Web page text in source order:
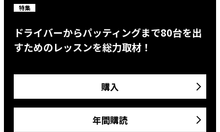
特集
ドライバーからパッティングまで80台を出
すためのレッスンを総力取材！
購入
年間購読